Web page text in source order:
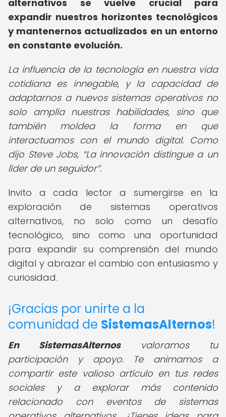
alternativos se vuelve crucial para
expandir nuestros horizontes tecnológicos
y mantenernos actualizados en un entorno
en constante evolución.
La influencia de la tecnología en nuestra vida
cotidiana es innegable, y la capacidad de
adaptarnos a nuevos sistemas operativos no
solo amplía nuestras habilidades, sino que
también moldea la forma en que
interactuamos con el mundo digital. Como
dijo Steve Jobs, La innovación distingue a un
líder de un seguidor .
Invito a cada lector a sumergirse en la
exploración de sistemas operativos
alternativos, no solo como un desafío
tecnológico, sino como una oportunidad
para expandir su comprensión del mundo
digital y abrazar el cambio con entusiasmo y
curiosidad.
¡Gracias por unirte a la
comunidad de SistemasAlternos!
En SistemasAlternosvaloramos tu
participación y apoyo. Te animamos a
compartir este valioso artículo en tus redes
sociales y a explorar más contenido
relacionado con eventos de sistemas